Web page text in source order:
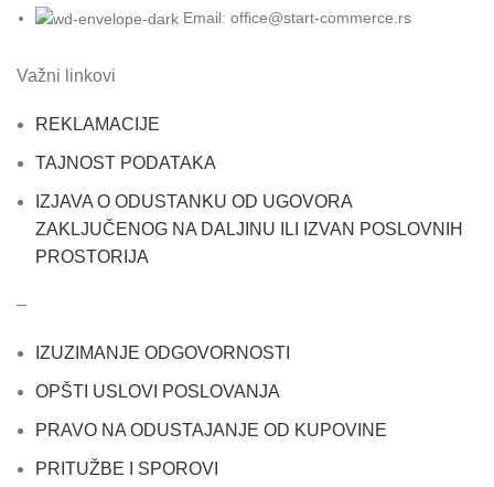
Email: office@start-commerce.rs
Važni linkovi
REKLAMACIJE
TAJNOST PODATAKA
IZJAVA O ODUSTANKU OD UGOVORA
ZAKLJUČENOG NA DALJINU ILI IZVAN POSLOVNIH
PROSTORIJA
–
IZUZIMANJE ODGOVORNOSTI
OPŠTI USLOVI POSLOVANJA
PRAVO NA ODUSTAJANJE OD KUPOVINE
PRITUŽBE I SPOROVI